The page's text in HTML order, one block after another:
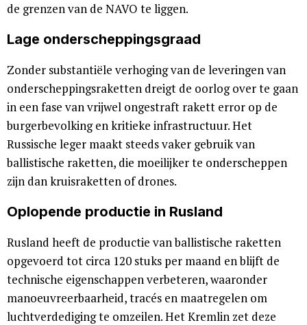
de grenzen van de NAVO te liggen.
Lage onderscheppingsgraad
Zonder substantiële verhoging van de leveringen van
onderscheppingsraketten dreigt de oorlog over te gaan
in een fase van vrijwel ongestraft rakett error op de
burgerbevolking en kritieke infrastructuur. Het
Russische leger maakt steeds vaker gebruik van
ballistische raketten, die moeilijker te onderscheppen
zijn dan kruisraketten of drones.
Oplopende productie in Rusland
Rusland heeft de productie van ballistische raketten
opgevoerd tot circa 120 stuks per maand en blijft de
technische eigenschappen verbeteren, waaronder
manoeuvreerbaarheid, tracés en maatregelen om
luchtverdediging te omzeilen. Het Kremlin zet deze